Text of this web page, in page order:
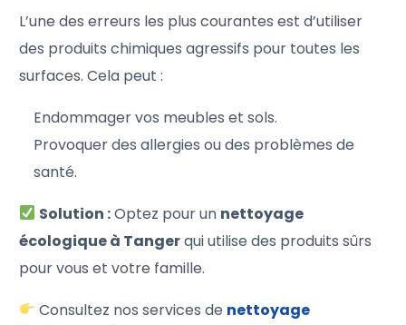
L’une des erreurs les plus courantes est d’utiliser
des produits chimiques agressifs pour toutes les
surfaces. Cela peut :
Endommager vos meubles et sols.
Provoquer des allergies ou des problèmes de
santé.
Solution :Optez pour un nettoyage
écologique à Tangerqui utilise des produits sûrs
pour vous et votre famille.
Consultez nos services de nettoyage